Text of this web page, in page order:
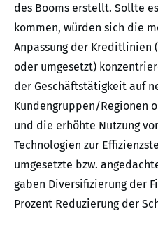
des Booms erstellt. Sollte
kommen, würden sich die
Anpassung der Kreditlinien
oder umgesetzt)
der Geschäftstätigkeit auf
Kundengruppen/Regionen
und die erhöhte Nutzung
Technologien zur
umgesetzte bzw.
gaben Diversifizierung der
Prozent Reduzierung der